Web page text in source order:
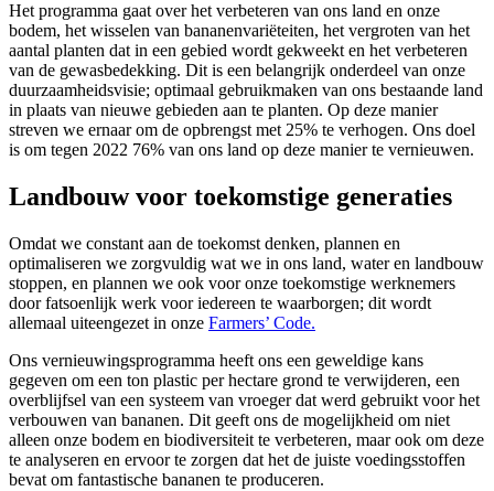
Het programma gaat over het verbeteren van ons land en onze
bodem, het wisselen van bananenvariëteiten, het vergroten van het
aantal planten dat in een gebied wordt gekweekt en het verbeteren
van de gewasbedekking. Dit is een belangrijk onderdeel van onze
duurzaamheidsvisie; optimaal gebruikmaken van ons bestaande land
in plaats van nieuwe gebieden aan te planten. Op deze manier
streven we ernaar om de opbrengst met 25% te verhogen. Ons doel
is om tegen 2022 76% van ons land op deze manier te vernieuwen.
Landbouw voor toekomstige generaties
Omdat we constant aan de toekomst denken, plannen en
optimaliseren we zorgvuldig wat we in ons land, water en landbouw
stoppen, en plannen we ook voor onze toekomstige werknemers
door fatsoenlijk werk voor iedereen te waarborgen; dit wordt
allemaal uiteengezet in onze Farmers’ Code.
Ons vernieuwingsprogramma heeft ons een geweldige kans
gegeven om een ton plastic per hectare grond te verwijderen, een
overblijfsel van een systeem van vroeger dat werd gebruikt voor het
verbouwen van bananen. Dit geeft ons de mogelijkheid om niet
alleen onze bodem en biodiversiteit te verbeteren, maar ook om deze
te analyseren en ervoor te zorgen dat het de juiste voedingsstoffen
bevat om fantastische bananen te produceren.